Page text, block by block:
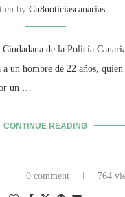
by Cn8noticiascanarias
de la Policía
un hombre de 22 años, quien
un …
CONTINUE READING
0 comment 764